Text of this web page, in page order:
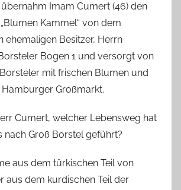
n
T
a
b
e
a
i
e
a
s
übernahm Imam Cumert (46) den
Kammel“ von dem
ehemaligen Besitzer, Herrn
Bogen 1 und versorgt von
mit frischen Blumen und
Großmarkt.
Cumert, welcher Lebensweg hat
nach Groß Borstel geführt?
aus dem türkischen Teil von
aus dem kurdischen Teil der